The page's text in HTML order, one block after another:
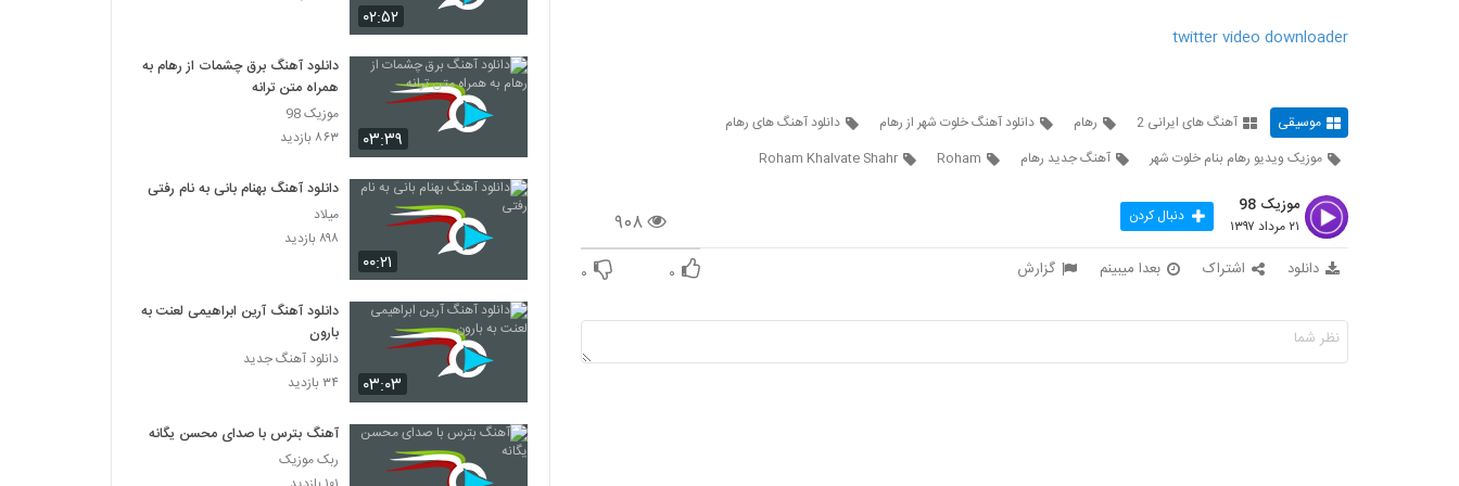
بگو برو
۱,۲۶۵ بازدید
صالح رضایی آهنگ عشق دو روزه
۸۰۴ بازدید
موزیک زیبای تموم شدم از حجت درولی
آهنگ مهرداد عجمی بنام خیالی نیست
۱,۰۷۸ بازدید
دانلود آهنگ سیاوش پالاهنگ عاشق تو
۱,۵۰۰ بازدید
twitter video downloader
موسیقی آهنگ های ایرانی 2 رهام دانلود آهنگ خلوت شهر از رهام
دانلود آهنگ های رهام
موزیک ویدیو رهام بنام خلوت شهر
آهنگ جدید رهام Roham
Roham Khalvate Shahr
۹۰۸
موزیک 98
۲۱ مرداد ۱۳۹۷ دنبال کردن
دانلود اشتراک بعدا میبینم گزارش ۰ ۰
۰۲:۵۲
۰۳:۳۹
دانلود آهنگ برق چشمات از رهام به
همراه متن ترانه
موزیک 98
۸۶۳ بازدید
۰۰:۲۱
دانلود آهنگ بهنام بانی به نام رفتی
میلاد
۸۹۸ بازدید
۰۳:۰۳
دانلود آهنگ آرین ابراهیمی لعنت به
بارون
دانلود آهنگ جدید
۳۴ بازدید
آهنگ بترس با صدای محسن یگانه
ربک موزیک